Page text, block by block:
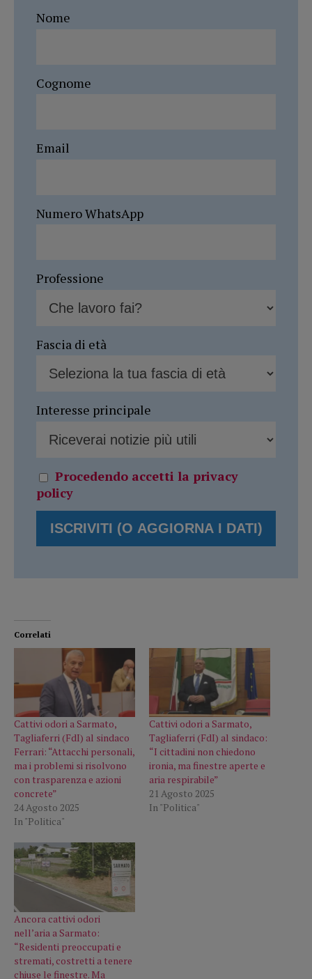
Nome
Cognome
Email
Numero WhatsApp
Professione
Fascia di età
Interesse principale
Procedendo accetti la privacy
policy
Correlati
Cattivi odori a Sarmato,
Tagliaferri (FdI) al sindaco
Ferrari: “Attacchi personali,
ma i problemi si risolvono
con trasparenza e azioni
concrete”
24 Agosto 2025
In "Politica"
Cattivi odori a Sarmato,
Tagliaferri (FdI) al sindaco:
“I cittadini non chiedono
ironia, ma finestre aperte e
aria respirabile”
21 Agosto 2025
In "Politica"
Ancora cattivi odori
nell’aria a Sarmato:
“Residenti preoccupati e
stremati, costretti a tenere
chiuse le finestre. Ma